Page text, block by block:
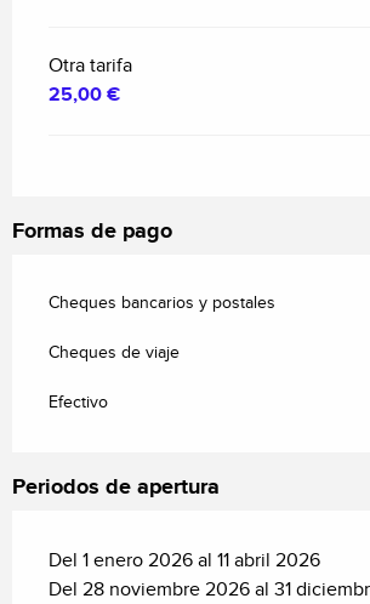
Otra tarifa
25,00 €
Formas de pago
Cheques bancarios y postales
Cheques de viaje
Efectivo
Periodos de apertura
Del 1 enero 2026 al 11 abril 2026
Del 28 noviembre 2026 al 31